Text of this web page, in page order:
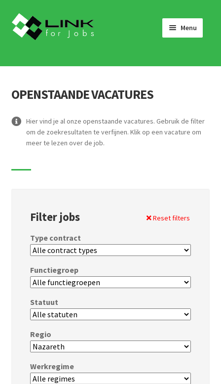
to
navigation
to
content
Menu
LINK 4 JOBS VOOR BEDRIJVEN
OVER ONS
OPENSTAANDE VACATURES
Hier vind je al onze openstaande vacatures. Gebruik de filter
om de zoekresultaten te verfijnen. Klik op een vacature om
meer te lezen over de job.
Filter jobs Reset filters
Type contract
Functiegroep
Statuut
Regio
Werkregime